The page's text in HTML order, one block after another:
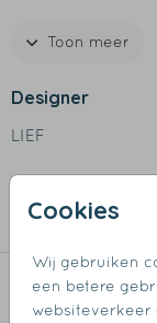
Cookies
Wij gebruiken
een betere
websiteverkeer
Specificaties
- Inhoud: 500 ml
- Rondom bedrukt
- 24 uur koud &
Toon meer
Designer
LIEF
Collectie
Drinkflessen rvs
Dit vind je